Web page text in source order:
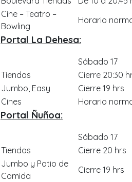
Cine – Teatro –
Bowling
Horario
Portal La Dehesa:
Sábado 17
Tiendas
Cierre 20:30
Jumbo, Easy
Cierre 19 hrs
Cines
Horario
Portal Ñuñoa:
Sábado 17
Tiendas
Cierre 20 hrs
Jumbo y Patio de
Comida
Cierre 19 hrs